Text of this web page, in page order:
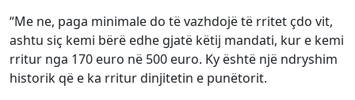
“Me ne, paga minimale do të vazhdojë të rritet çdo vit,
ashtu siç kemi bërë edhe gjatë këtij mandati, kur e kemi
rritur nga 170 euro në 500 euro. Ky është një ndryshim
historik që e ka rritur dinjitetin e punëtorit.